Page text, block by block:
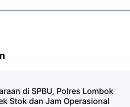
di SPBU, Polres Lombok
Stok dan Jam Operasional